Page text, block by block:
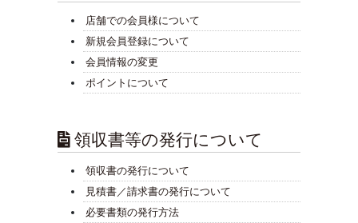
店舗での会員様について
新規会員登録について
会員情報の変更
ポイントについて
領収書等の発行について
領収書の発行について
見積書／請求書の発行について
必要書類の発行方法